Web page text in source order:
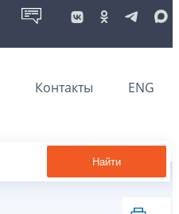
Контакты ENG
Найти